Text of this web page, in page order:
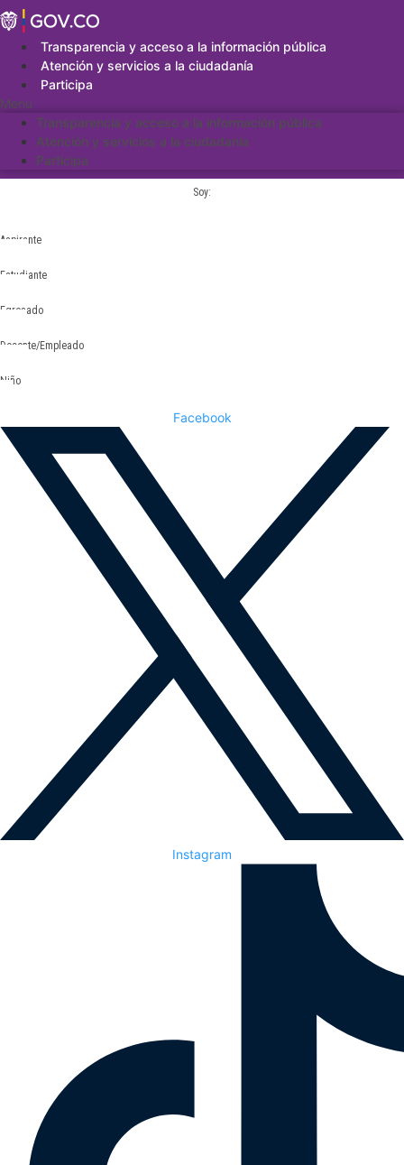
Saltar
al
contenidoTransparencia y acceso a la información pública
Atención y servicios a la ciudadanía
Participa
Menu
Transparencia y acceso a la información pública
Atención y servicios a la ciudadanía
Participa
Soy:
Aspirante
Estudiante
Egresado
Docente/Empleado
Niño
Facebook
Instagram